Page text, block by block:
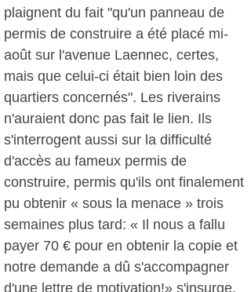
plaignent du fait "qu'un panneau de
permis de construire a été placé mi-
août sur l'avenue Laennec, certes,
mais que celui-ci était bien loin des
quartiers concernés". Les riverains
n'auraient donc pas fait le lien. Ils
s'interrogent aussi sur la difficulté
d'accès au fameux permis de
construire, permis qu'ils ont finalement
pu obtenir « sous la menace » trois
semaines plus tard: « Il nous a fallu
payer 70 € pour en obtenir la copie et
notre demande a dû s'accompagner
d'une lettre de motivation!» s'insurge,